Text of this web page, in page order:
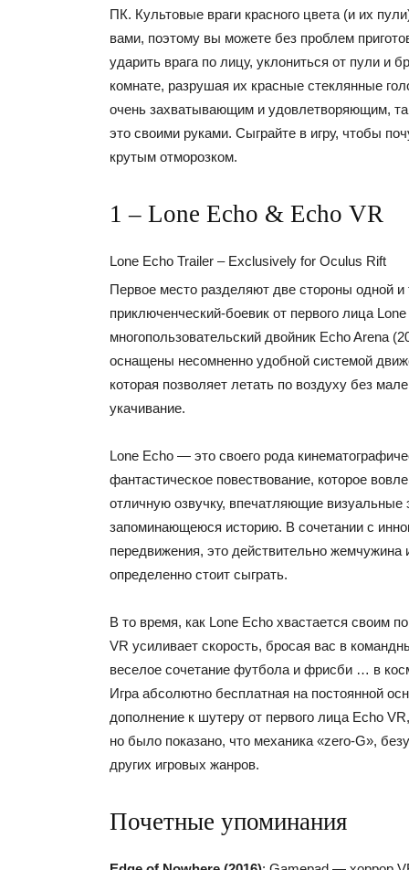
ПК. Культовые враги красного цвета (и их
вами, поэтому вы можете без проблем
ударить врага по лицу, уклониться от пули и
комнате, разрушая их красные стеклянные
очень захватывающим и удовлетворяющим,
это своими руками. Сыграйте в игру, чтобы
крутым отморозком.
1 – Lone Echo & Echo VR
Lone Echo Trailer – Exclusively for Oculus Rift
Первое место разделяют две стороны одной
приключенческий-боевик от первого лица
многопользовательский двойник Echo Arena
оснащены несомненно удобной системой
которая позволяет летать по воздуху без
укачивание.
Lone Echo — это своего рода
фантастическое повествование, которое
отличную озвучку, впечатляющие
запоминающеюся историю. В сочетании с
передвижения, это действительно жемчужина
определенно стоит сыграть.
В то время, как Lone Echo хвастается своим
VR усиливает скорость, бросая вас в
веселое сочетание футбола и фрисби … в
Игра абсолютно бесплатная на постоянной
дополнение к шутеру от первого лица Echo
но было показано, что механика «zero-G»,
других игровых жанров.
Почетные упоминания